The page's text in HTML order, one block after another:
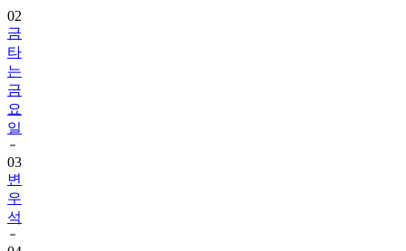
02
금
타
는
금
요
일
03
변
우
석